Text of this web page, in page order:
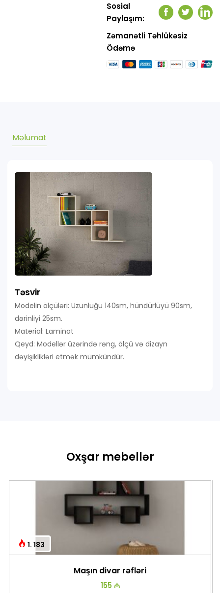
Sosial
Paylaşım:
Facebook
Twitter
Zəmanətli Təhlükəsiz
Ödəmə
Məlumat
Təsvir
Modelin ölçüləri: Uzunluğu 140sm, hündürlüyü 90sm,
dərinliyi 25sm.
Material: Laminat
Qeyd: Modellər üzərində rəng, ölçü və dizayn
dəyişiklikləri etmək mümkündür.
Oxşar mebellər
1. 183
Maşın divar rəfləri
155 ₼